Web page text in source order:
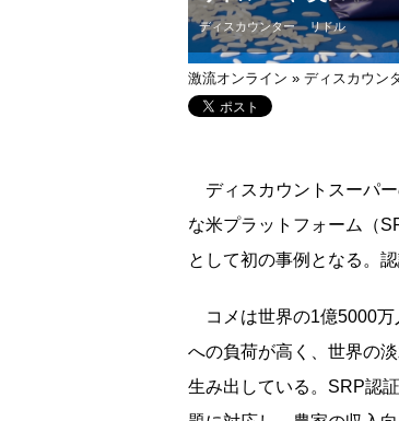
ディスカウンター リドル
激流オンライン » ディスカウン
ディスカウントスーパ
な米プラットフォーム（
として初の事例となる。
コメは世界の1億5000万
への負荷が高く、世界の
生み出している。SRP認